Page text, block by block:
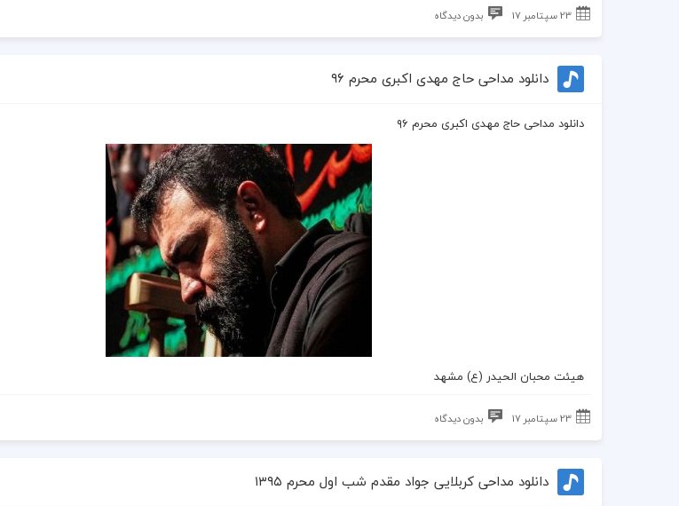
23 سپتامبر 17 بدون دیدگاه
دانلود مداحی حاج مهدی اکبری محرم ۹۶
دانلود مداحی حاج مهدی اکبری محرم ۹۶
هیئت محبان الحیدر (ع) مشهد
23 سپتامبر 17 بدون دیدگاه
دانلود مداحی کربلایی جواد مقدم شب اول محرم ۱۳۹۵